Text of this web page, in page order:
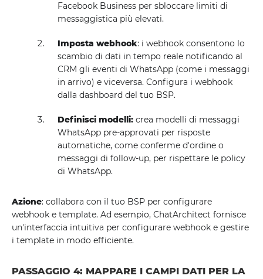
Facebook Business per sbloccare limiti di
messaggistica più elevati.
Imposta webhook: i webhook consentono lo
scambio di dati in tempo reale notificando al
CRM gli eventi di WhatsApp (come i messaggi
in arrivo) e viceversa. Configura i webhook
dalla dashboard del tuo BSP.
Definisci modelli:crea modelli di messaggi
WhatsApp pre-approvati per risposte
automatiche, come conferme d'ordine o
messaggi di follow-up, per rispettare le policy
di WhatsApp.
Azione: collabora con il tuo BSP per configurare
webhook e template. Ad esempio, ChatArchitect fornisce
un'interfaccia intuitiva per configurare webhook e gestire
i template in modo efficiente.
PASSAGGIO 4: MAPPARE I CAMPI DATI PER LA